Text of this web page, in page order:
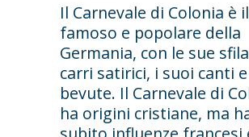
Il Carnevale di Colonia è
famoso e popolare della
Germania, con le sue
carri satirici, i suoi canti
bevute. Il Carnevale di
ha origini cristiane, ma